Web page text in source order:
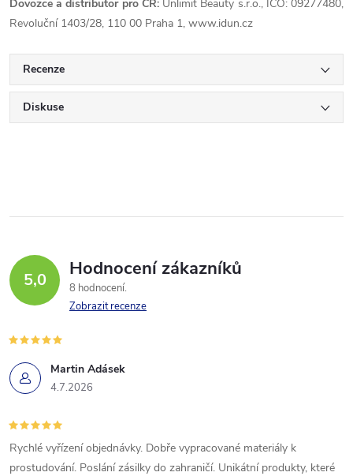
Dovozce a distributor pro ČR:Unlimit Beauty s.r.o., IČO: 09277480,
Revoluční 1403/28, 110 00 Praha 1, www.idun.cz
Recenze
Diskuse
5,0 Hodnocení zákazníků
8 hodnocení
Zobrazit recenze
Martin Adásek
4.7.2026
Rychlé vyřízení objednávky. Dobře vypracované materiály k
prostudování. Poslání zásilky do zahraničí. Unikátní produkty, které